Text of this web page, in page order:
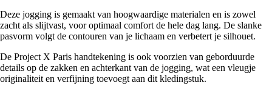
Deze jogging is gemaakt van hoogwaardige materialen en is zowel
zacht als slijtvast, voor optimaal comfort de hele dag lang. De slanke
pasvorm volgt de contouren van je lichaam en verbetert je silhouet.
De Project X Paris handtekening is ook voorzien van geborduurde
details op de zakken en achterkant van de jogging, wat een vleugje
originaliteit en verfijning toevoegt aan dit kledingstuk.